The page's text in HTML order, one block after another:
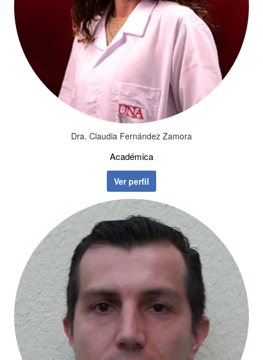
Dra. Claudia Fernández Zamora
Académica
Ver perfil